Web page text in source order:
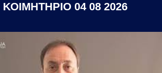
ΚΟΙΜΗΤΗΡΙΟ 04 08 2026